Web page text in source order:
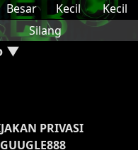
Besar
Kecil
Kecil
Silang
▼
PRIVASI